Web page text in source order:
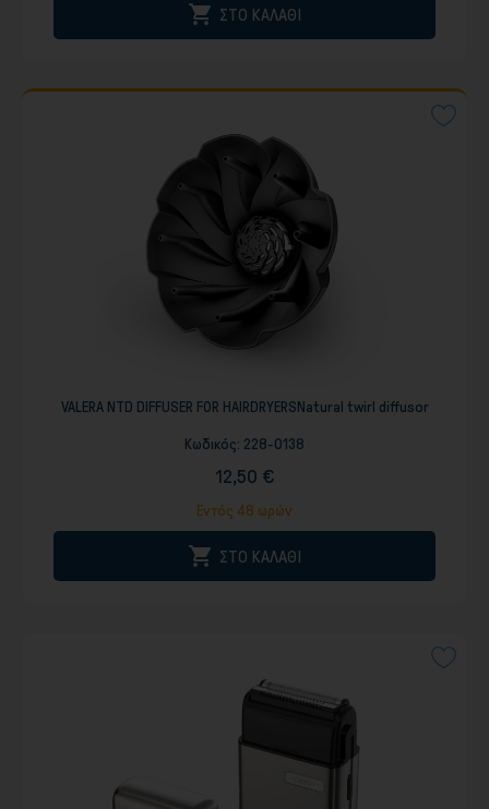
 ΣΤΟ ΚΑΛΑΘΙ
VALERA NTD DIFFUSER FOR HAIRDRYERSNatural twirl diffusor
Κωδικός: 228-0138
12,50 €
Εντός 48 ωρών
 ΣΤΟ ΚΑΛΑΘΙ